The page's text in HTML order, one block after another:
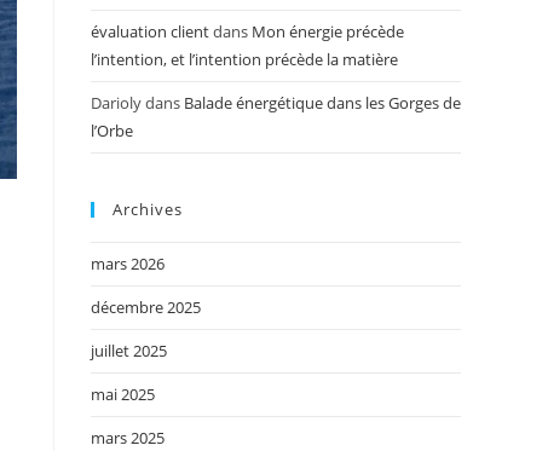
évaluation clientdans Mon énergie précède
l’intention, et l’intention précède la matière
Dariolydans Balade énergétique dans les Gorges de
l’Orbe
Archives
mars 2026
décembre 2025
juillet 2025
mai 2025
mars 2025